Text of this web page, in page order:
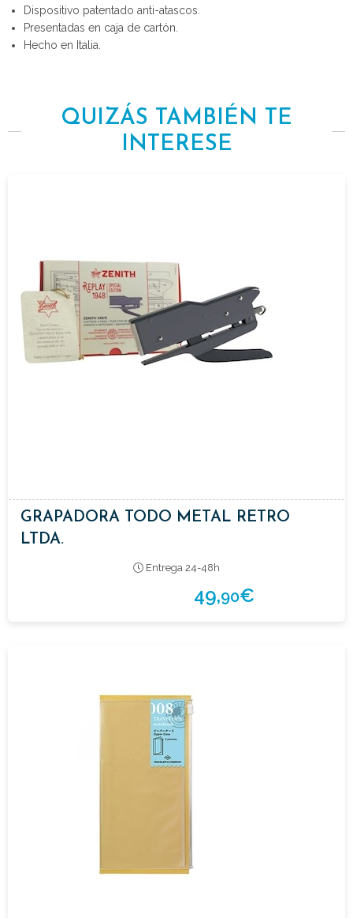
Dispositivo patentado anti-atascos.
Presentadas en caja de cartón.
Hecho en Italia.
QUIZÁS TAMBIÉN TE
INTERESE
GRAPADORA TODO METAL RETRO
LTDA.
Entrega 24-48h
49,90€